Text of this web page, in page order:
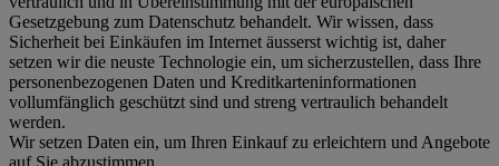
Gesetzgebung zum Datenschutz behandelt. Wir wissen, dass
Sicherheit bei Einkäufen im Internet äusserst wichtig ist, daher
setzen wir die neuste Technologie ein, um sicherzustellen, dass Ihre
personenbezogenen Daten und Kreditkarteninformationen
vollumfänglich geschützt sind und streng vertraulich behandelt
werden.
Wir setzen Daten ein, um Ihren Einkauf zu erleichtern und Angebote